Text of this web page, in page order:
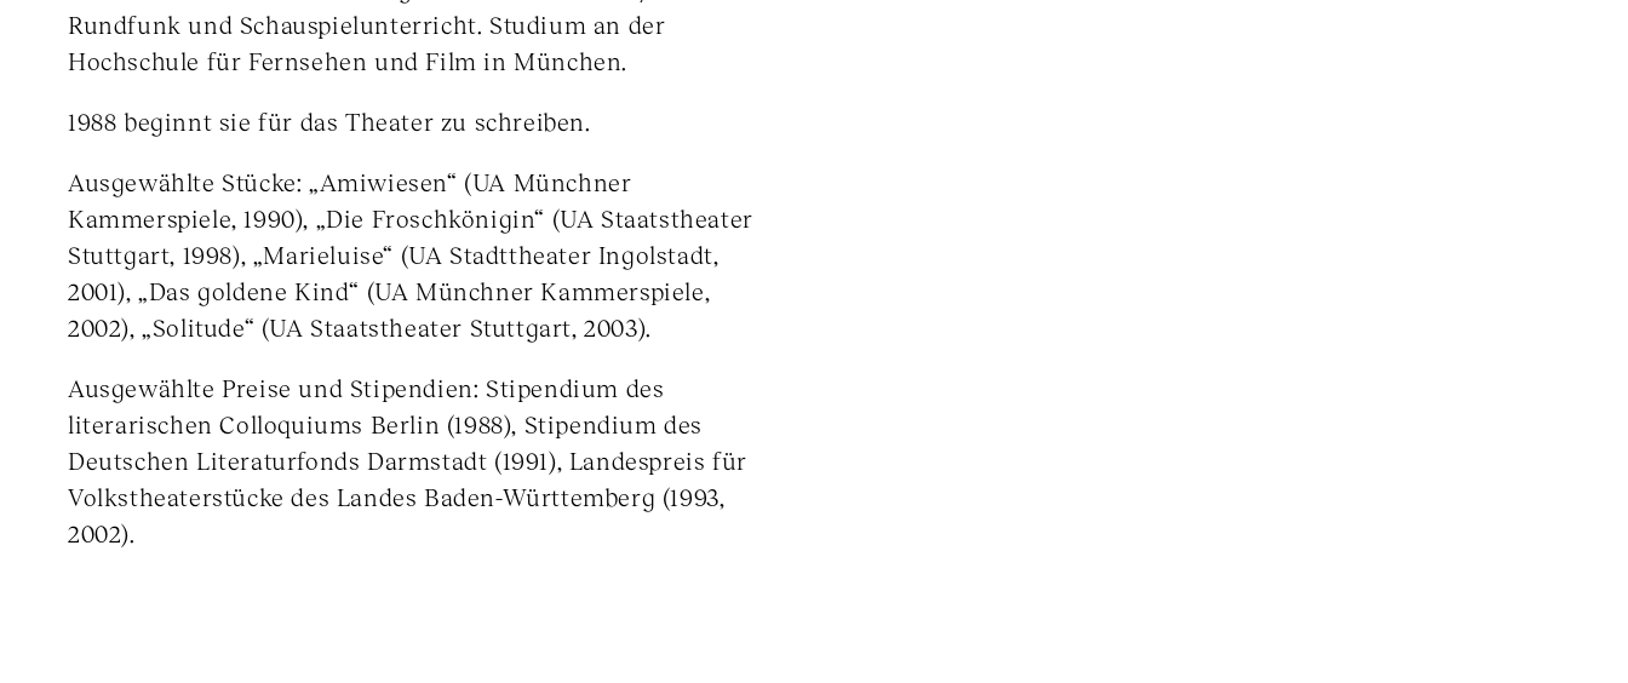
Rundfunk und Schauspielunterricht. Studium an der
Hochschule für Fernsehen und Film in München.
1988 beginnt sie für das Theater zu schreiben.
Ausgewählte Stücke: „Amiwiesen“ (UA Münchner
Kammerspiele, 1990), „Die Froschkönigin“ (UA Staatstheater
Stuttgart, 1998), „Marieluise“ (UA Stadttheater Ingolstadt,
2001), „Das goldene Kind“ (UA Münchner Kammerspiele,
2002), „Solitude“ (UA Staatstheater Stuttgart, 2003).
Ausgewählte Preise und Stipendien: Stipendium des
literarischen Colloquiums Berlin (1988), Stipendium des
Deutschen Literaturfonds Darmstadt (1991), Landespreis für
Volkstheaterstücke des Landes Baden-Württemberg (1993,
2002).